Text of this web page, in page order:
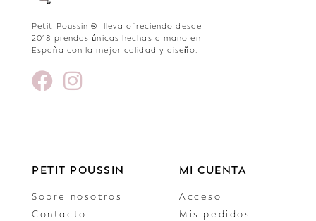
Petit Poussin ® lleva ofreciendo desde
2018 prendas únicas hechas a mano en
España con la mejor calidad y diseño.
PETIT POUSSIN
Sobre nosotros
Contacto
MI CUENTA
Acceso
Mis pedidos